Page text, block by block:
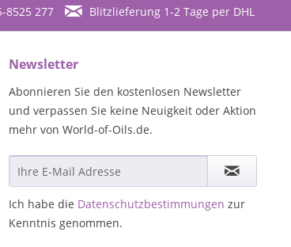
8525 277 Blitzlieferung 1-2 Tage per DHL
Newsletter
Abonnieren Sie den kostenlosen Newsletter
und verpassen Sie keine Neuigkeit oder Aktion
mehr von World-of-Oils.de.
Ich habe die Datenschutzbestimmungen zur
Kenntnis genommen.